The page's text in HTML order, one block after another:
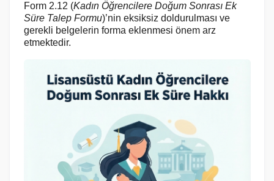
Form 2.12 (Kadın Öğrencilere Doğum Sonrası Ek
Süre Talep Formu)’nin eksiksiz doldurulması ve
gerekli belgelerin forma eklenmesi önem arz
etmektedir.